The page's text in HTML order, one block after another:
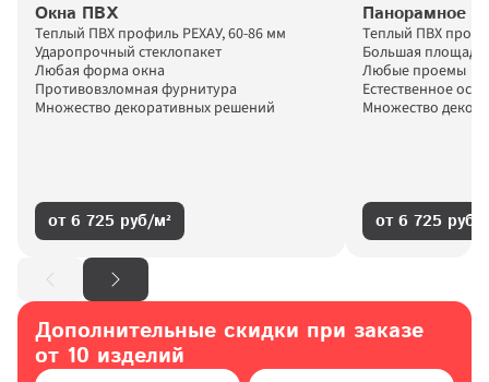
Окна ПВХ
Теплый ПВХ профиль РЕХАУ, 60-86 мм
Ударопрочный стеклопакет
Любая форма окна
Противовзломная фурнитура
Множество декоративных решений
от 6 725 руб/м²
Панорамное
Теплый ПВХ
Большая площадь
Любые проемы
Естественное
Множество
от 6 725 руб/
Дополнительные скидки при заказе
от 10 изделий